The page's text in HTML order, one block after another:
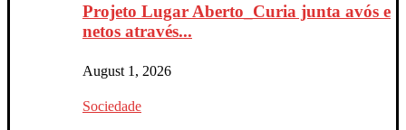
Projeto Lugar Aberto_Curia junta avós e
netos através...
August 1, 2026
Sociedade